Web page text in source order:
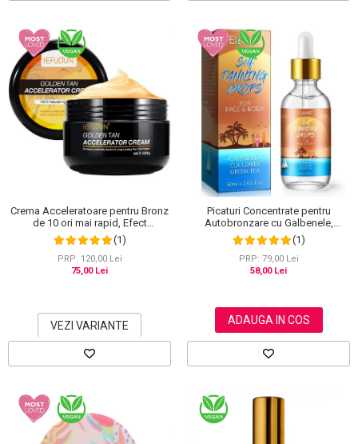
Crema Acceleratoare pentru Bronz
de 10 ori mai rapid, Efect
Intensificator, Ingrediente 100%
Naturale, Sefudun, 100 g
(1)
PRP: 120,00 Lei
75,00 Lei
VEZI VARIANTE
Picaturi Concentrate pentru
Autobronzare cu Galbenele,
Castravete si Ceai verde, Fata si
Corp, Elaimei, 60 ml
(1)
PRP: 79,00 Lei
58,00 Lei
ADAUGA IN COS